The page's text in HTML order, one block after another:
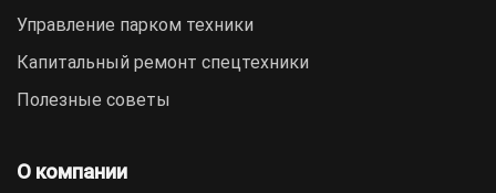
Управление парком техники
Капитальный ремонт спецтехники
Полезные советы
О компании